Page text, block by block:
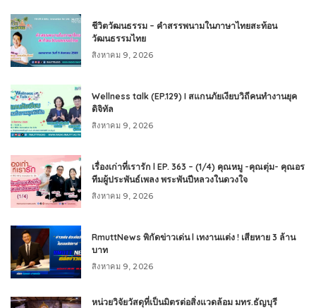
ชีวิตวัฒนธรรม – คำสรรพนามในภาษาไทยสะท้อน
วัฒนธรรมไทย
สิงหาคม 9, 2026
Wellness talk (EP.129) I สแกนภัยเงียบวิถีคนทำงานยุค
ดิจิทัล
สิงหาคม 9, 2026
เรื่องเก่าที่เรารัก l EP. 363 – (1/4) คุณหมู -คุณตุ่ม- คุณอร
ทีมผู้ประพันธ์เพลง พระพันปีหลวงในดวงใจ
สิงหาคม 9, 2026
RmuttNews พิกัดข่าวเด่น l เทงานแต่ง ! เสียหาย 3 ล้าน
บาท
สิงหาคม 9, 2026
หน่วยวิจัยวัสดุที่เป็นมิตรต่อสิ่งแวดล้อม มทร.ธัญบุรี